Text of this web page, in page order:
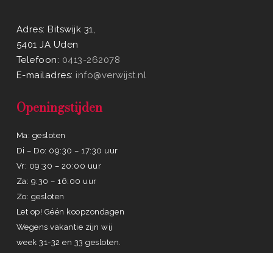
Adres: Bitswijk 31,
5401 JA Uden
Telefoon: 0413-262078
E-mailadres: info@verwijst.nl
Openingstijden
Ma: gesloten
Di – Do: 09:30 – 17:30 uur
Vr: 09:30 – 20:00 uur
Za: 9:30 – 16:00 uur
Zo: gesloten
Let op! Géén koopzondagen
Wegens vakantie zijn wij
week 31-32 en 33 gesloten.